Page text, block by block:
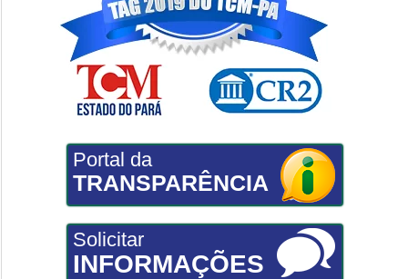
Portal da
TRANSPARÊNCIA
Solicitar
INFORMAÇÕES